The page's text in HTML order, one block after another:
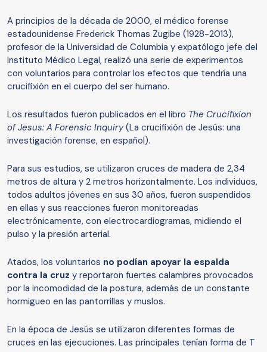
A principios de la década de 2000, el médico forense
estadounidense Frederick Thomas Zugibe (1928-2013),
profesor de la Universidad de Columbia y expatólogo jefe del
Instituto Médico Legal, realizó una serie de experimentos
con voluntarios para controlar los efectos que tendría una
crucifixión en el cuerpo del ser humano.
Los resultados fueron publicados en el libro The Crucifixion
of Jesus: A Forensic Inquiry(La crucifixión de Jesús: una
investigación forense, en español).
Para sus estudios, se utilizaron cruces de madera de 2,34
metros de altura y 2 metros horizontalmente. Los individuos,
todos adultos jóvenes en sus 30 años, fueron suspendidos
en ellas y sus reacciones fueron monitoreadas
electrónicamente, con electrocardiogramas, midiendo el
pulso y la presión arterial.
Atados, los voluntarios no podían apoyar la espalda
contra la cruz y reportaron fuertes calambres provocados
por la incomodidad de la postura, además de un constante
hormigueo en las pantorrillas y muslos.
En la época de Jesús se utilizaron diferentes formas de
cruces en las ejecuciones. Las principales tenían forma de T